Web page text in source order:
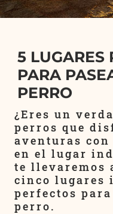
5 LUGARES
PARA
PERRO
¿Eres un
perros que
aventuras con
en el lugar
te llevaremos
cinco lugares
perfectos
perro.